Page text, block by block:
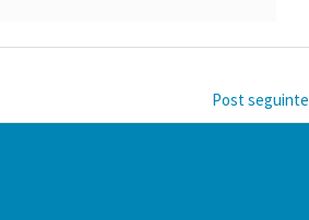
Post seguinte